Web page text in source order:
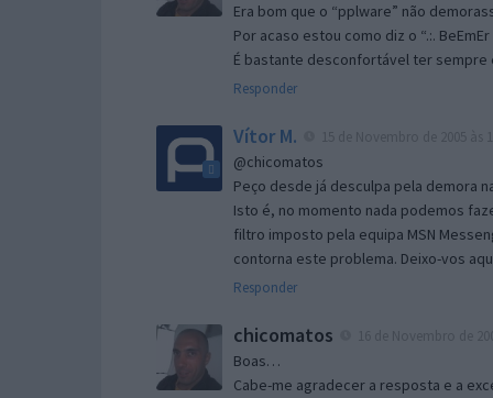
Era bom que o “pplware” não
Por acaso estou como diz o “.:.
É bastante desconfortável ter sempre
Responder
Vítor M.
@chicomatos
Peço desde já desculpa pela demora
Isto é, no momento nada podemos
filtro imposto pela equipa MSN
contorna este problema. Deixo-vos
Responder
chicomatos
Boas…
Cabe-me agradecer a resposta e a